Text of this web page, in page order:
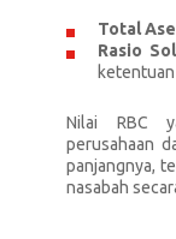
Total
Rasio
ketentuan
Nilai RBC
perusahaan
panjangnya,
nasabah